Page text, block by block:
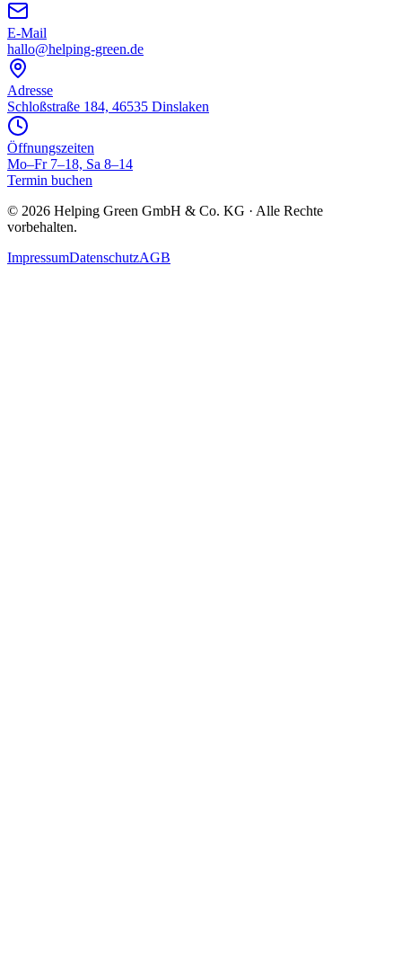
E-Mail
hallo@helping-green.de
Adresse
Schloßstraße 184, 46535 Dinslaken
Öffnungszeiten
Mo–Fr 7–18, Sa 8–14
Termin buchen
© 2026 Helping Green GmbH & Co. KG · Alle Rechte
vorbehalten.
ImpressumDatenschutzAGB